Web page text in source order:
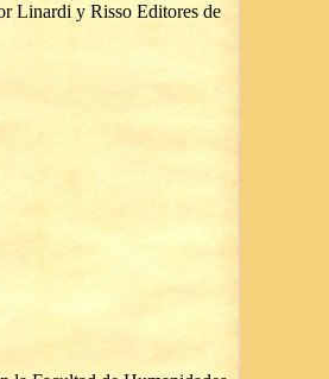
Linardi y Risso Editores de